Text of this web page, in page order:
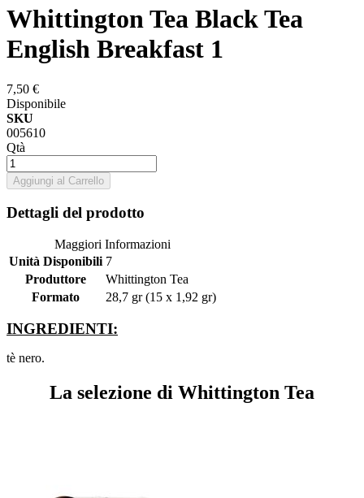
Whittington Tea Black Tea
English Breakfast 1
7,50 €
Disponibile
SKU
005610
Qtà
Aggiungi al Carrello
Dettagli del prodotto
Maggiori Informazioni
Unità Disponibili 7
Produttore
Whittington Tea
Formato
28,7 gr (15 x 1,92 gr)
INGREDIENTI:
tè nero.
La selezione di Whittington Tea